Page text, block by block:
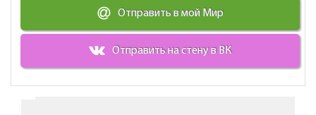
Отправить в мой Мир
Отправить на стену в ВК